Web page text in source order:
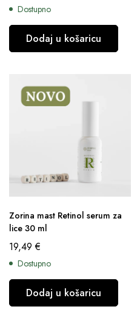
Dostupno
Dodaj u košaricu
Zorina mast Retinol serum za
lice 30 ml
19,49€
Dostupno
Dodaj u košaricu